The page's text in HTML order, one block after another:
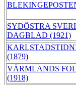
SYDÖSTRA
DAGBLAD (1921)
(1879)
VÄRMLANDS
(1918)